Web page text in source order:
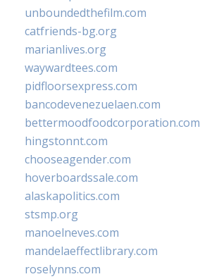
unboundedthefilm.com
catfriends-bg.org
marianlives.org
waywardtees.com
pidfloorsexpress.com
bancodevenezuelaen.com
bettermoodfoodcorporation.com
hingstonnt.com
chooseagender.com
hoverboardssale.com
alaskapolitics.com
stsmp.org
manoelneves.com
mandelaeffectlibrary.com
roselynns.com